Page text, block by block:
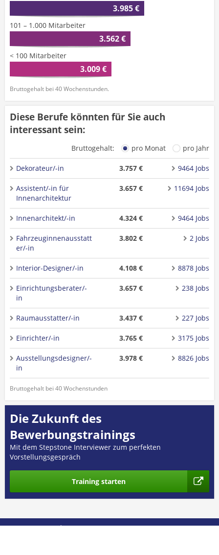
3.985 €
101 – 1.000 Mitarbeiter
3.562 €
< 100 Mitarbeiter
3.009 €
Bruttogehalt bei 40 Wochenstunden.
Diese Berufe könnten für Sie auch
interessant sein:
Bruttogehalt: pro Monat pro Jahr
Dekorateur/-in 3.757 € 9464 Jobs
Assistent/-in für
Innenarchitektur
3.657 € 11694 Jobs
Innenarchitekt/-in 4.324 € 9464 Jobs
Fahrzeuginnenausstatt
er/-in
3.802 € 2 Jobs
Interior-Designer/-in 4.108 € 8878 Jobs
Einrichtungsberater/-
in
3.657 € 238 Jobs
Raumausstatter/-in 3.437 € 227 Jobs
Einrichter/-in 3.765 € 3175 Jobs
Ausstellungsdesigner/-
in
3.978 € 8826 Jobs
Bruttogehalt bei 40 Wochenstunden
Die Zukunft des
Bewerbungstrainings
Mit dem Stepstone Interviewer zum perfekten
Vorstellungsgespräch
Training starten
© 2026 GEHALT.de